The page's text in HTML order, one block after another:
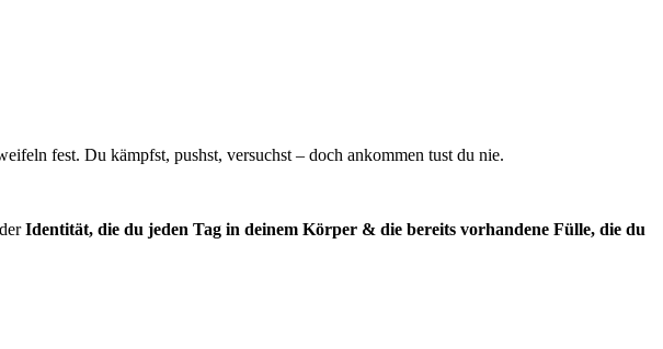
fest. Du kämpfst, pushst, versuchst – doch ankommen tust du nie.
Identität, die du jeden Tag in deinem Körper & die bereits vorhandene Fülle, die du